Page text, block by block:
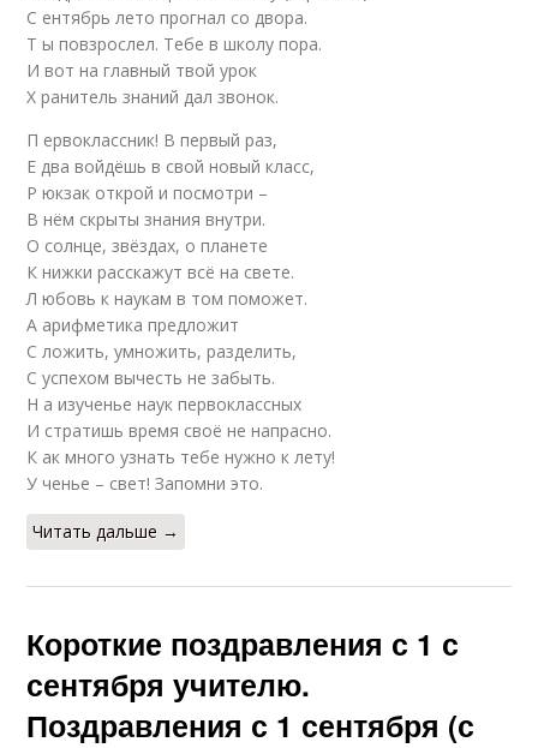
С ентябрь лето прогнал со двора.
Т ы повзрослел. Тебе в школу пора.
И вот на главный твой урок
Х ранитель знаний дал звонок.
П ервоклассник! В первый раз,
Е два войдёшь в свой новый класс,
Р юкзак открой и посмотри –
В нём скрыты знания внутри.
О солнце, звёздах, о планете
К нижки расскажут всё на свете.
Л юбовь к наукам в том поможет.
А арифметика предложит
С ложить, умножить, разделить,
С успехом вычесть не забыть.
Н а изученье наук первоклассных
И стратишь время своё не напрасно.
К ак много узнать тебе нужно к лету!
У ченье – свет! Запомни это.
Читать дальше →
Короткие поздравления с 1 с
сентября учителю.
Поздравления с 1 сентября (с